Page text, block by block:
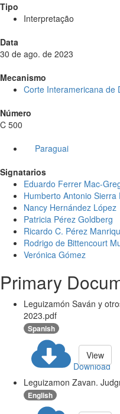
Tipo
Interpretação
Data
30 de ago. de 2023
Mecanismo
Corte Interamericana de
Número
C 500
Paraguai
Signatarios
Eduardo Ferrer Mac-
Humberto Antonio Sierra
Nancy Hernández López
Patricia Pérez Goldberg
Ricardo C. Pérez
Rodrigo de Bittencourt
Verónica Gómez
Primary
Leguizamón Saván y
2023.pdf
Spanish
Download
View
Leguizamon Zavan.
English